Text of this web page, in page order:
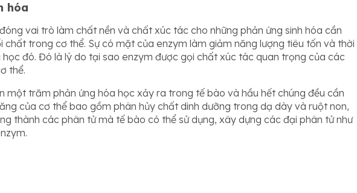
hóa
vai trò làm chất nền và chất xúc tác cho những phản ứng sinh hóa cần
chất trong cơ thể. Sự có mặt của enzym làm giảm năng lượng tiêu tốn và thời
học đó. Đó là lý do tại sao enzym được gọi chất xúc tác quan trọng của các
thể.
một trăm phản ứng hóa học xảy ra trong tế bào và hầu hết chúng đều cần
của cơ thể bao gồm phân hủy chất dinh dưỡng trong dạ dày và ruột non,
thành các phân tử mà tế bào có thể sử dụng, xây dựng các đại phân tử như